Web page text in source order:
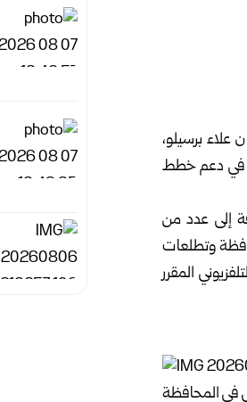
علاء ‏برسيلو،
في ‏دعم خطط
إلى عدد من
‏وتطلعات
المقرر